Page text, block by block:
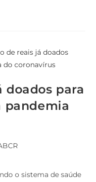
doados para
pandemia
o sistema de saúde